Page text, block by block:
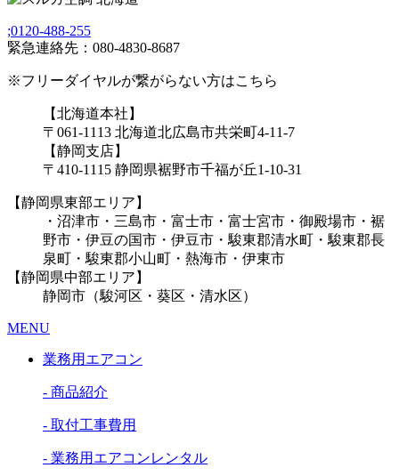
;0120-488-255
緊急連絡先：080-4830-8687
※フリーダイヤルが繋がらない方はこちら
【北海道本社】
〒061-1113 北海道北広島市共栄町4-11-7
【静岡支店】
〒410-1115 静岡県裾野市千福が丘1-10-31
【静岡県東部エリア】
・沼津市・三島市・富士市・富士宮市・御殿場市・裾
野市・伊豆の国市・伊豆市・駿東郡清水町・駿東郡長
泉町・駿東郡小山町・熱海市・伊東市
【静岡県中部エリア】
静岡市（駿河区・葵区・清水区）
MENU
業務用エアコン
- 商品紹介
- 取付工事費用
- 業務用エアコンレンタル